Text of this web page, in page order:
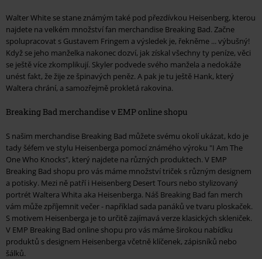
Walter White se stane známým také pod přezdívkou Heisenberg, kterou
najdete na velkém množství fan merchandise Breaking Bad. Začne
spolupracovat s Gustavem Fringem a výsledek je, řekněme ... výbušný!
Když se jeho manželka nakonec dozví, jak získal všechny ty peníze, věci
se ještě více zkomplikují. Skyler podvede svého manžela a nedokáže
unést fakt, že žije ze špinavých peněz. A pak je tu ještě Hank, který
Waltera chrání, a samozřejmě prokletá rakovina.
Breaking Bad merchandise v EMP online shopu
S našim merchandise Breaking Bad můžete svému okolí ukázat, kdo je
tady šéfem ve stylu Heisenberga pomocí známého výroku "I Am The
One Who Knocks", který najdete na různých produktech. V EMP
Breaking Bad shopu pro vás máme množství triček s různým designem
a potisky. Mezi ně patří i Heisenberg Desert Tours nebo stylizovaný
portrét Waltera Whita aka Heisenberga. Náš Breaking Bad fan merch
vám může zpříjemnit večer - například sada panáků ve tvaru ploskaček.
S motivem Heisenberga je to určitě zajímavá verze klasických skleniček.
V EMP Breaking Bad online shopu pro vás máme širokou nabídku
produktů s designem Heisenberga včetně klíčenek, zápisníků nebo
šálků.